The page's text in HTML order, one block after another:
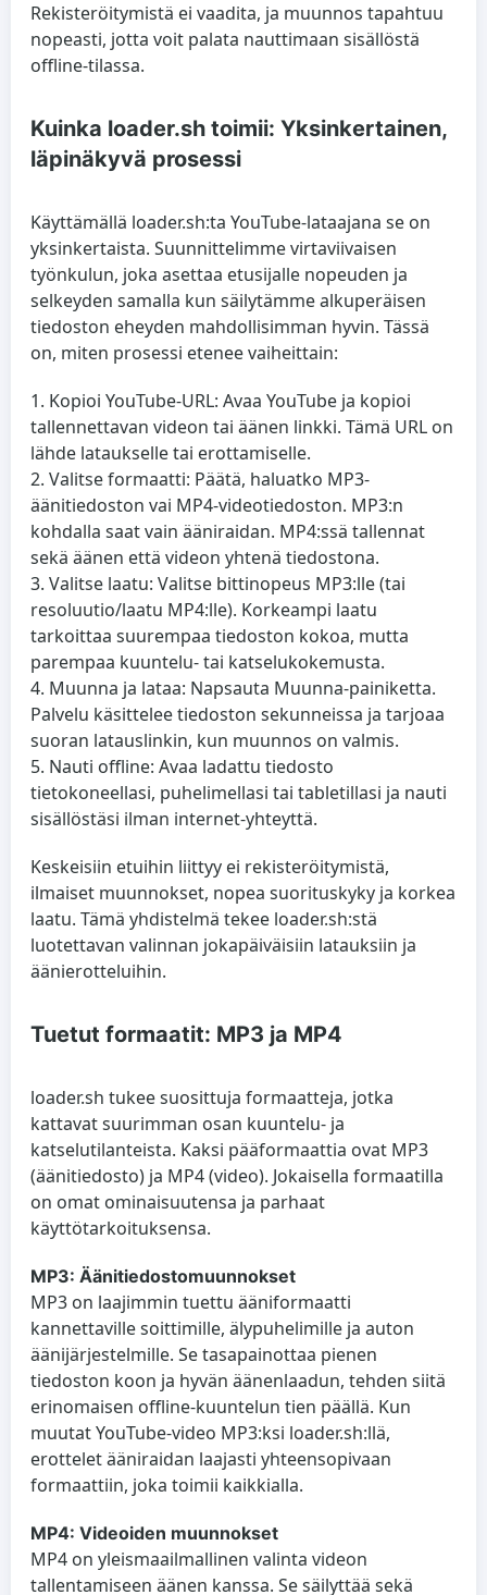
Rekisteröitymistä ei vaadita, ja muunnos tapahtuu
nopeasti, jotta voit palata nauttimaan sisällöstä
offline-tilassa.
Kuinka loader.sh toimii: Yksinkertainen,
läpinäkyvä prosessi
Käyttämällä loader.sh:ta YouTube-lataajana se on
yksinkertaista. Suunnittelimme virtaviivaisen
työnkulun, joka asettaa etusijalle nopeuden ja
selkeyden samalla kun säilytämme alkuperäisen
tiedoston eheyden mahdollisimman hyvin. Tässä
on, miten prosessi etenee vaiheittain:
Kopioi YouTube-URL: Avaa YouTube ja kopioi
tallennettavan videon tai äänen linkki. Tämä URL on
lähde lataukselle tai erottamiselle.
Valitse formaatti: Päätä, haluatko MP3-
äänitiedoston vai MP4-videotiedoston. MP3:n
kohdalla saat vain ääniraidan. MP4:ssä tallennat
sekä äänen että videon yhtenä tiedostona.
Valitse laatu: Valitse bittinopeus MP3:lle (tai
resoluutio/laatu MP4:lle). Korkeampi laatu
tarkoittaa suurempaa tiedoston kokoa, mutta
parempaa kuuntelu- tai katselukokemusta.
Muunna ja lataa: Napsauta Muunna-painiketta.
Palvelu käsittelee tiedoston sekunneissa ja tarjoaa
suoran latauslinkin, kun muunnos on valmis.
Nauti offline: Avaa ladattu tiedosto
tietokoneellasi, puhelimellasi tai tabletillasi ja nauti
sisällöstäsi ilman internet-yhteyttä.
Keskeisiin etuihin liittyy ei rekisteröitymistä,
ilmaiset muunnokset, nopea suorituskyky ja korkea
laatu. Tämä yhdistelmä tekee loader.sh:stä
luotettavan valinnan jokapäiväisiin latauksiin ja
äänierotteluihin.
Tuetut formaatit: MP3 ja MP4
loader.sh tukee suosittuja formaatteja, jotka
kattavat suurimman osan kuuntelu- ja
katselutilanteista. Kaksi pääformaattia ovat MP3
(äänitiedosto) ja MP4 (video). Jokaisella formaatilla
on omat ominaisuutensa ja parhaat
käyttötarkoituksensa.
MP3: Äänitiedostomuunnokset
MP3 on laajimmin tuettu ääniformaatti
kannettaville soittimille, älypuhelimille ja auton
äänijärjestelmille. Se tasapainottaa pienen
tiedoston koon ja hyvän äänenlaadun, tehden siitä
erinomaisen offline-kuuntelun tien päällä. Kun
muutat YouTube-video MP3:ksi loader.sh:llä,
erottelet ääniraidan laajasti yhteensopivaan
formaattiin, joka toimii kaikkialla.
MP4: Videoiden muunnokset
MP4 on yleismaailmallinen valinta videon
tallentamiseen äänen kanssa. Se säilyttää sekä